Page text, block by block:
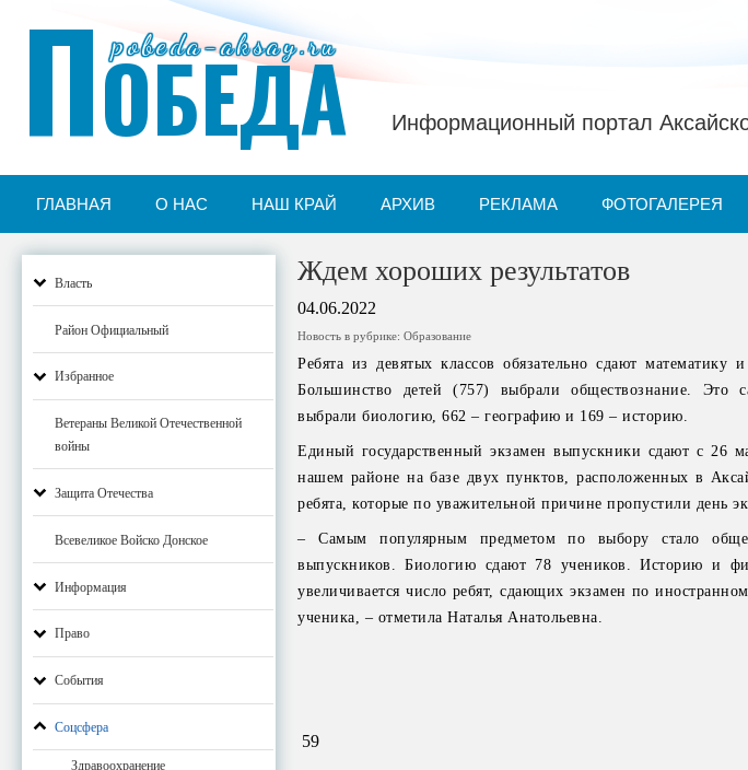
pobeda-aksay.ru
ПОБЕДА Информационный портал
ГЛАВНАЯ О НАС НАШ КРАЙ АРХИВ РЕКЛАМА ФОТОГАЛЕРЕЯ
Власть
Район Официальный
Избранное
Ветераны Великой Отечественной
войны
Защита Отечества
Всевеликое Войско Донское
Информация
Право
События
Соцсфера
Здравоохранение
Ждем хороших результатов
04.06.2022
Новость в рубрике:Образование
Ребята из девятых классов обязательно сдают
Большинство детей (757) выбрали обществознание. Это
выбрали биологию, 662 – географию и 169 – историю.
Единый государственный экзамен выпускники сдают с 26
нашем районе на базе двух пунктов, расположенных в
ребята, которые по уважительной причине пропустили день
– Самым популярным предметом по выбору стало
выпускников. Биологию сдают 78 учеников. Историю и
увеличивается число ребят, сдающих экзамен по
ученика, – отметила Наталья Анатольевна.
59